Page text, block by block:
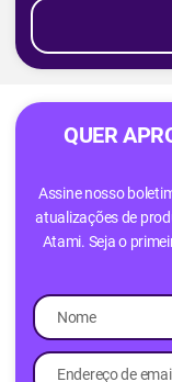
QUER
Assine nosso
atualizações de
Atami. Seja o